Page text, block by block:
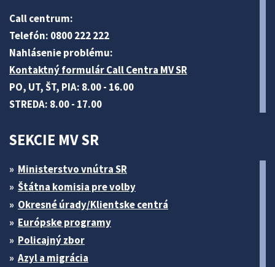
Call centrum:
Telefón: 0800 222 222
Nahlásenie problému:
Kontaktný formulár Call Centra MV SR
PO, UT, ŠT, PIA: 8.00 - 16.00
STREDA: 8.00 - 17.00
SEKCIE MV SR
Ministerstvo vnútra SR
Štátna komisia pre volby
Okresné úrady/Klientske centrá
Európske programy
Policajný zbor
Azyl a migrácia